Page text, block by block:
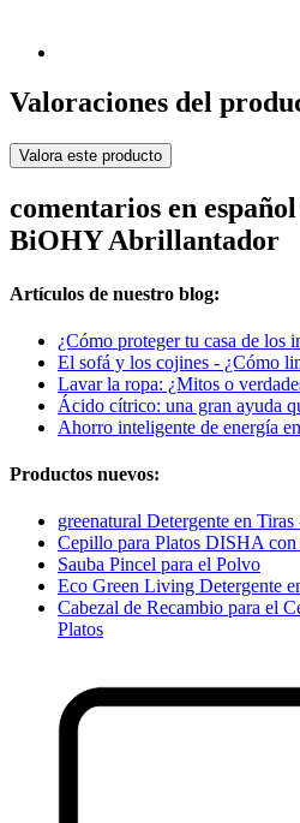
Valoraciones del
Valora este producto
comentarios en
BiOHY Abrillantador
Artículos de nuestro blog:
¿Cómo proteger tu casa de los
El sofá y los cojines - ¿Cómo
Lavar la ropa: ¿Mitos o
Ácido cítrico: una gran ayuda
Ahorro inteligente de energía
Productos nuevos:
greenatural Detergente en
Cepillo para Platos DISHA
Sauba Pincel para el Polvo
Eco Green Living Detergente
Cabezal de Recambio para el
Platos